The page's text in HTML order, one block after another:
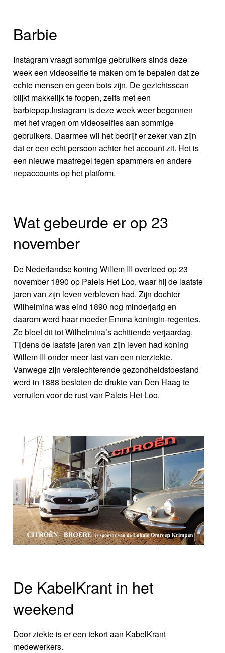
Barbie
Instagram vraagt sommige gebruikers sinds deze
week een videoselfie te maken om te bepalen dat ze
echte mensen en geen bots zijn. De gezichtsscan
blijkt makkelijk te foppen, zelfs met een
barbiepop.Instagram is deze week weer begonnen
met het vragen om videoselfies aan sommige
gebruikers. Daarmee wil het bedrijf er zeker van zijn
dat er een echt persoon achter het account zit. Het is
een nieuwe maatregel tegen spammers en andere
nepaccounts op het platform.
Wat gebeurde er op 23
november
De Nederlandse koning Willem III overleed op 23
november 1890 op Paleis Het Loo, waar hij de laatste
jaren van zijn leven verbleven had. Zijn dochter
Wilhelmina was eind 1890 nog minderjarig en
daarom werd haar moeder Emma koningin-regentes.
Ze bleef dit tot Wilhelmina’s achttiende verjaardag.
Tijdens de laatste jaren van zijn leven had koning
Willem III onder meer last van een nierziekte.
Vanwege zijn verslechterende gezondheidstoestand
werd in 1888 besloten de drukte van Den Haag te
verruilen voor de rust van Paleis Het Loo.
De KabelKrant in het
weekend
Door ziekte is er een tekort aan KabelKrant
medewerkers.